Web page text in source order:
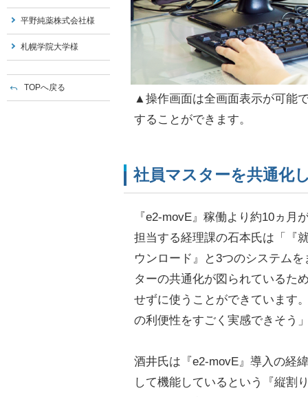
▲操作画面は全画面表示が可能
することができます。
社員マスターを共通化
『e2-movE』稼働より約10ヵ月
担当する経理課の石本氏は「『
ウンロード』と3つのシステム
ターの共通化が図られているた
せずに使うことができています
の利便性をすごく実感できそう
酒井氏は『e2-movE』導入の経
して機能しているという『縦割
平野純薬株式会社様
札幌学院大学様
TOPへ戻る